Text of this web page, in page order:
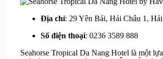
Địa chỉ: 29 Yên Bái, Hải Châu 1,
Số điện thoại: 0236 3589 888
Seahorse Tropical Da Nang Hotel là một